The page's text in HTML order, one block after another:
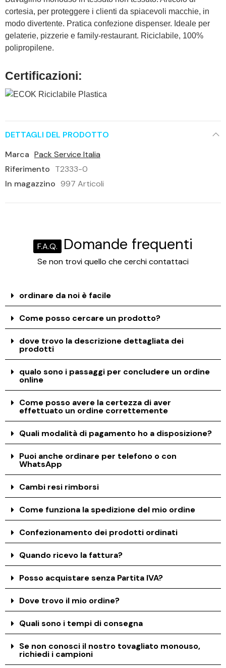
cortesia, per proteggere i clienti da spiacevoli macchie, in
modo divertente. Pratica confezione dispenser. Ideale per
gelaterie, pizzerie e family-restaurant. Riciclabile, 100%
polipropilene.
Certificazioni:
DETTAGLI DEL PRODOTTO
Marca Pack Service Italia
Riferimento T2333-0
In magazzino 997 Articoli
F.A.Q. Domande frequenti
Se non trovi quello che cerchi contattaci
ordinare da noi è facile
Come posso cercare un prodotto?
dove trovo la descrizione dettagliata dei
prodotti
qualo sono i passaggi per concludere un ordine
online
Come posso avere la certezza di aver
effettuato un ordine correttemente
Quali modalità di pagamento ho a disposizione?
Puoi anche ordinare per telefono o con
WhatsApp
Cambi resi rimborsi
Come funziona la spedizione del mio ordine
Confezionamento dei prodotti ordinati
Quando ricevo la fattura?
Posso acquistare senza Partita IVA?
Dove trovo il mio ordine?
Quali sono i tempi di consegna
Se non conosci il nostro tovagliato monouso,
richiedi i campioni